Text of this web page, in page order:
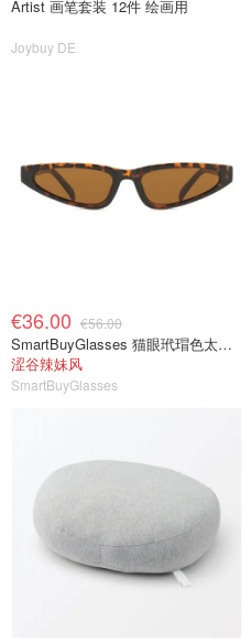
Artist 画笔套装 12件 绘画用
Joybuy DE
€36.00 €56.00
SmartBuyGlasses 猫眼玳瑁色太阳镜
涩谷辣妹风
SmartBuyGlasses